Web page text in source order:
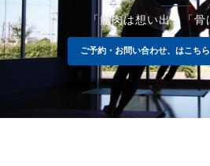
「筋肉は想い出」「骨
ご予約・お問い合わせ、はこち